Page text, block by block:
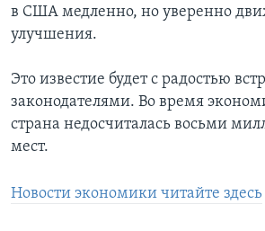
в США медленно, но уверенно
улучшения.
Это известие будет с радостью
законодателями. Во время
страна недосчиталась восьми
мест.
Новости экономики читайте здесь